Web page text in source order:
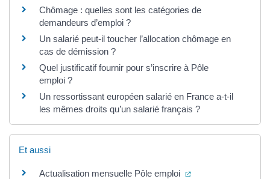
Chômage : quelles sont les catégories de
demandeurs d’emploi ?
Un salarié peut-il toucher l’allocation chômage en
cas de démission ?
Quel justificatif fournir pour s’inscrire à Pôle
emploi ?
Un ressortissant européen salarié en France a-t-il
les mêmes droits qu’un salarié français ?
Et aussi
Actualisation mensuelle Pôle emploi (ouverture dans un